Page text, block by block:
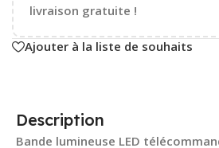
livraison gratuite !
Ajouter à la liste de souhaits
Description
Bande lumineuse LED